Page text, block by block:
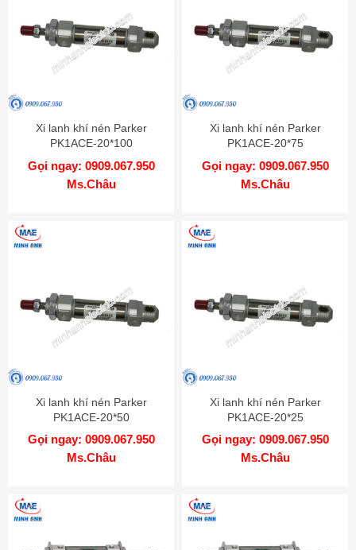
Xi lanh khí nén Parker
PK1ACE-20*100
Gọi ngay: 0909.067.950
Ms.Châu
Xi lanh khí nén Parker
PK1ACE-20*75
Gọi ngay: 0909.067.950
Ms.Châu
Xi lanh khí nén Parker
PK1ACE-20*50
Gọi ngay: 0909.067.950
Ms.Châu
Xi lanh khí nén Parker
PK1ACE-20*25
Gọi ngay: 0909.067.950
Ms.Châu